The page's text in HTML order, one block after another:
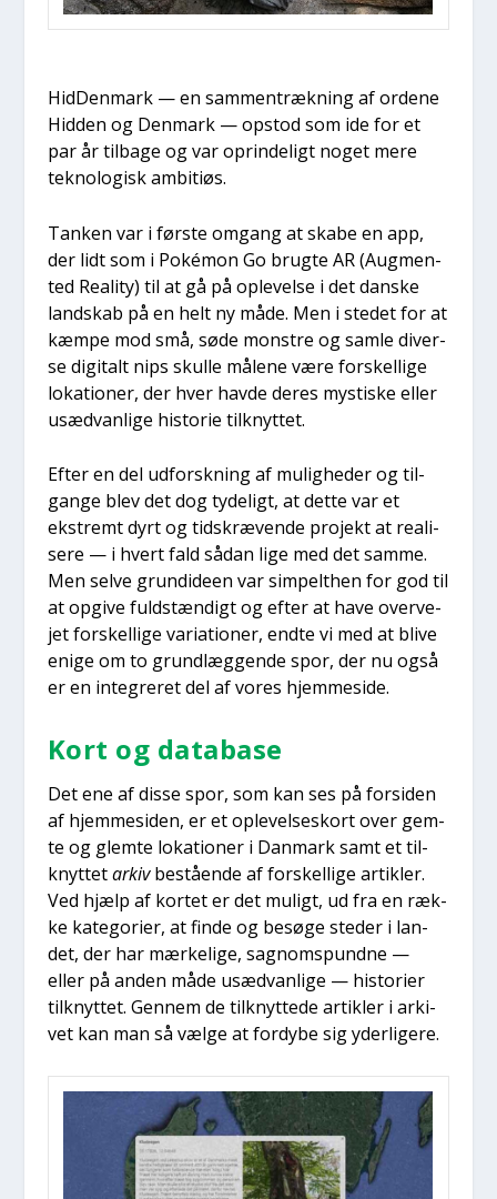
Hid­Den­mark — en sam­men­træk­ning af orde­ne
Hid­den og Den­mark — opstod som ide for et
par år til­ba­ge og var oprin­de­ligt noget mere
tek­no­lo­gisk ambi­tiøs.
Tan­ken var i før­ste omgang at ska­be en app,
der lidt som i Poké­mon Go brug­te AR (Aug­men­
ted Rea­li­ty) til at gå på ople­vel­se i det dan­ske
land­skab på en helt ny måde. Men i ste­det for at
kæm­pe mod små, søde mon­stre og sam­le diver­
se digi­talt nips skul­le måle­ne være for­skel­li­ge
loka­tio­ner, der hver hav­de deres mysti­ske eller
usæd­van­li­ge histo­rie til­knyt­tet.
Efter en del udforsk­ning af mulig­he­der og til­
gan­ge blev det dog tyde­ligt, at det­te var et
ekstremt dyrt og tids­kræ­ven­de pro­jekt at rea­li­
se­re — i hvert fald sådan lige med det sam­me.
Men sel­ve grun­di­de­en var sim­pelt­hen for god til
at opgi­ve fuld­stæn­digt og efter at have over­ve­
jet for­skel­li­ge vari­a­tio­ner, end­te vi med at bli­ve
eni­ge om to grund­læg­gen­de spor, der nu også
er en inte­gre­ret del af vores hjem­mesi­de.
Kort og data­ba­se
Det ene af dis­se spor, som kan ses på for­si­den
af hjem­mesi­den, er et ople­vel­ses­kort over gem­
te og glem­te loka­tio­ner i Dan­mark samt et til­
knyt­tetarkivbestå­en­de af for­skel­li­ge artik­ler.
Ved hjælp af kor­tet er det muligt, ud fra en ræk­
ke kate­go­ri­er, at fin­de og besø­ge ste­der i lan­
det, der har mær­ke­li­ge, sag­noms­pund­ne —
eller på anden måde usæd­van­li­ge — histo­ri­er
til­knyt­tet. Gen­nem de til­knyt­te­de artik­ler i arki­
vet kan man så væl­ge at for­dy­be sig yder­li­ge­re.